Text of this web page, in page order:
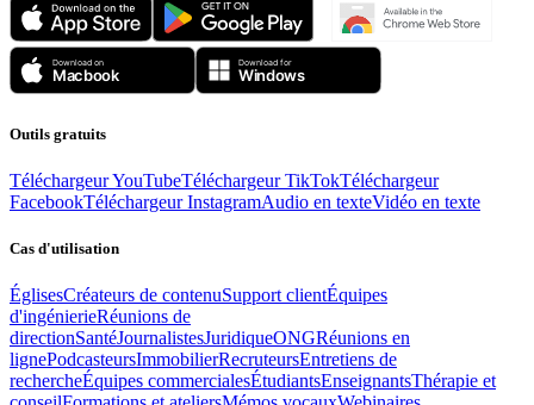
Outils gratuits
Téléchargeur YouTubeTéléchargeur TikTokTéléchargeur
FacebookTéléchargeur InstagramAudio en texteVidéo en texte
Cas d'utilisation
ÉglisesCréateurs de contenuSupport clientÉquipes
d'ingénierieRéunions de
directionSantéJournalistesJuridiqueONGRéunions en
lignePodcasteursImmobilierRecruteursEntretiens de
rechercheÉquipes commercialesÉtudiantsEnseignantsThérapie et